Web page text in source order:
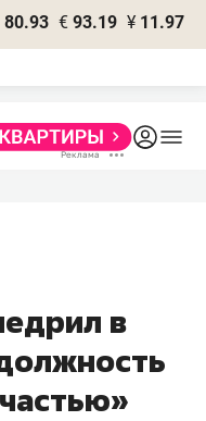
80.93 € 93.19 ¥ 11.97
в